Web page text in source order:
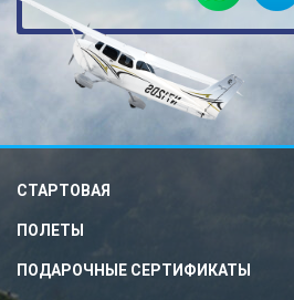
СТАРТОВАЯ
ПОЛЕТЫ
ПОДАРОЧНЫЕ СЕРТИФИКАТЫ